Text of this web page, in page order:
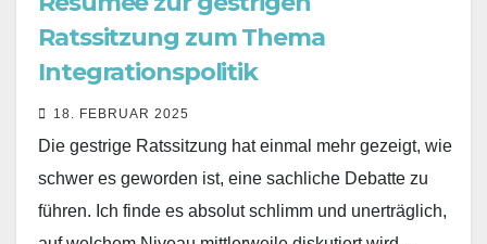
Ratssitzung zum Thema
Integrationspolitik
18. FEBRUAR 2025
Die gestrige Ratssitzung hat einmal mehr gezeigt, wie
schwer es geworden ist, eine sachliche Debatte zu
führen. Ich finde es absolut schlimm und unerträglich,